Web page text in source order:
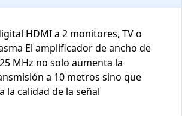
HDMI a 2 monitores, TV o
El amplificador de ancho de
MHz no solo aumenta la
a 10 metros sino que
la calidad de la señal